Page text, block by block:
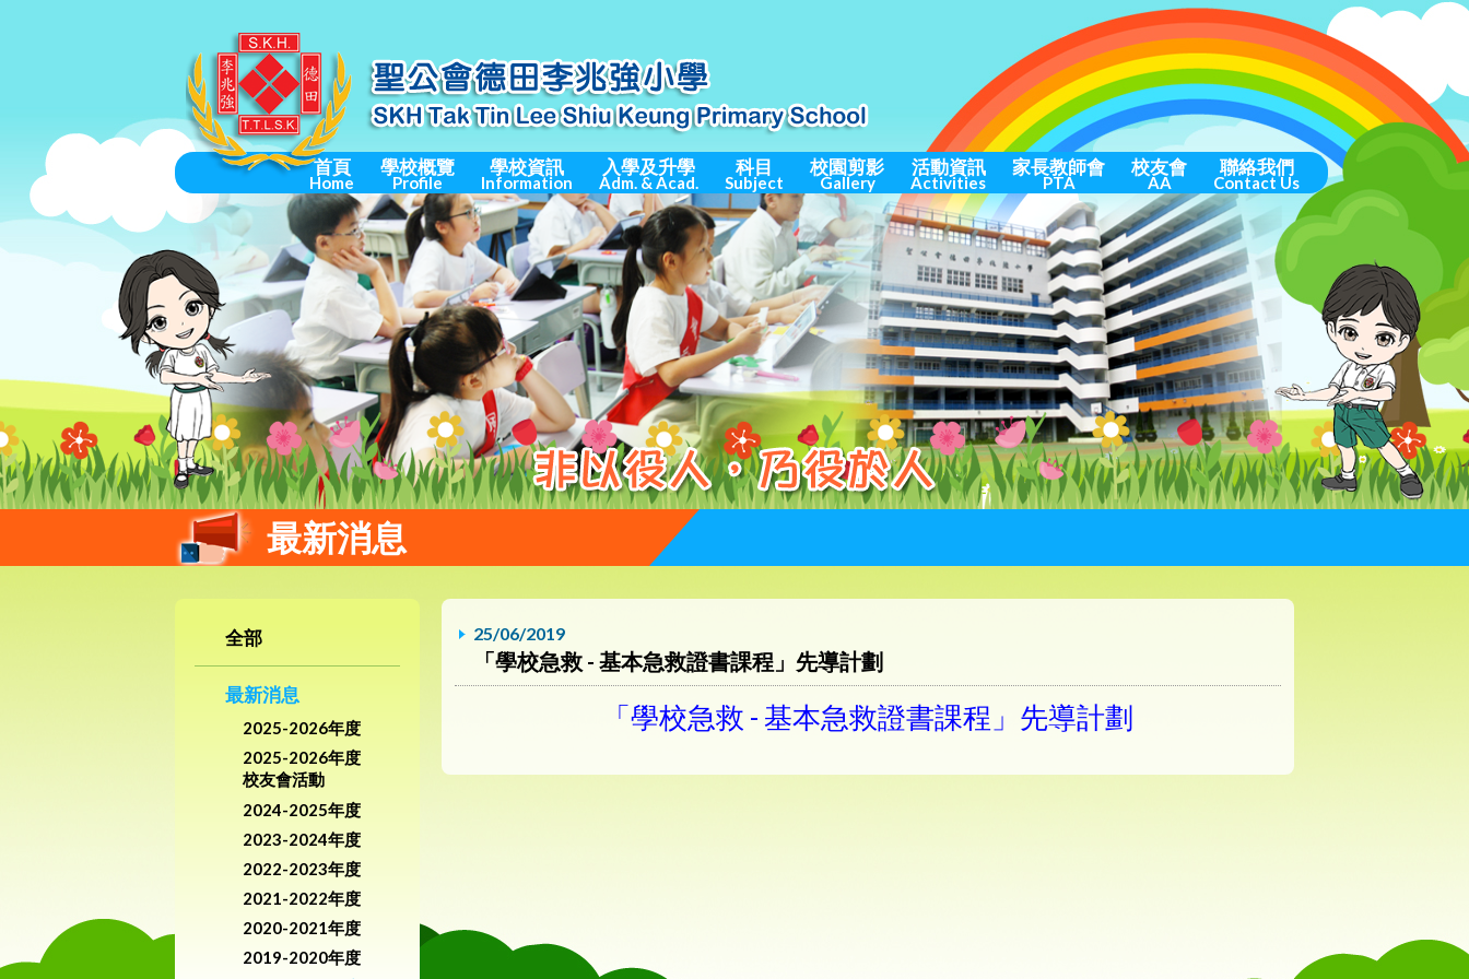
首頁
Home
學校概覽
Profile
學校資訊
Information
入學及升學
Adm. & Acad.
科目
Subject
校園剪影
Gallery
活動資訊
Activities
家長教師會
PTA
校友會
AA
聯絡我們
Contact Us
最新消息
全部
最新消息
2025-2026年度
2025-2026年度
校友會活動
2024-2025年度
2023-2024年度
2022-2023年度
2021-2022年度
2020-2021年度
2019-2020年度
25/06/2019
「學校急救 - 基本急救證書課程」先導計劃
「學校急救 - 基本急救證書課程」先導計劃